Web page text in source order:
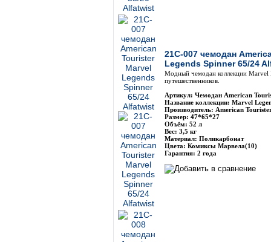
21C-007 чемодан
Legends Spinner 65/24
Модный чемодан коллекции Marvel
путешественников.
Артикул: Чемодан American
Название коллекции: Marvel
Производитель: American
Размер: 47*65*27
Объём: 52 л
Вес: 3,5 кг
Материал: Поликарбонат
Цвета: Комиксы Марвела(10)
Гарантия: 2 года